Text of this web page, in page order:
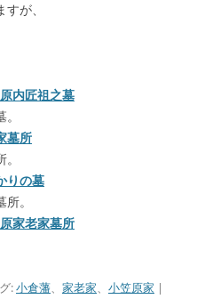
が、
内匠祖之墓
墓所
りの墓
。
家老家墓所
:小倉藩 家老家 小笠原家 |